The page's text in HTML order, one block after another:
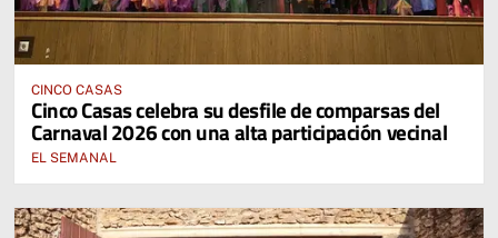
CINCO CASAS
Cinco Casas celebra su desfile de comparsas del
Carnaval 2026 con una alta participación vecinal
EL SEMANAL